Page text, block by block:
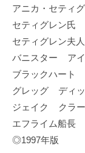
アニカ・セティ
セティグレン氏
セティグレン夫
バニスター ア
ブラックハート
グレッグ ディ
ジェイク クラ
エフライム船長
◎1997年版